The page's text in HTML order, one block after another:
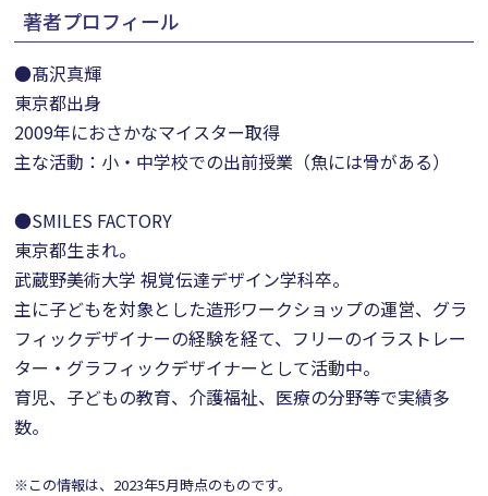
著者プロフィール
●髙沢真輝
東京都出身
2009年におさかなマイスター取得
主な活動：小・中学校での出前授業（魚には骨がある）
●SMILES FACTORY
東京都生まれ。
武蔵野美術大学 視覚伝達デザイン学科卒。
主に子どもを対象とした造形ワークショップの運営、グラ
フィックデザイナーの経験を経て、フリーのイラストレー
ター・グラフィックデザイナーとして活動中。
育児、子どもの教育、介護福祉、医療の分野等で実績多
数。
※この情報は、2023年5月時点のものです。